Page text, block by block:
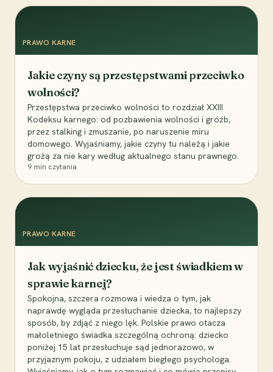
PRAWO KARNE
Jakie czyny są przestępstwami przeciwko
wolności?
Przestępstwa przeciwko wolności to rozdział XXIII
Kodeksu karnego: od pozbawienia wolności i gróźb,
przez stalking i zmuszanie, po naruszenie miru
domowego. Wyjaśniamy, jakie czyny tu należą i jakie
grożą za nie kary według aktualnego stanu prawnego.
9 min czytania
PRAWO KARNE
Jak wyjaśnić dziecku, że jest świadkiem w
sprawie karnej?
Spokojna, szczera rozmowa i wiedza o tym, jak
naprawdę wygląda przesłuchanie dziecka, to najlepszy
sposób, by zdjąć z niego lęk. Polskie prawo otacza
małoletniego świadka szczególną ochroną: dziecko
poniżej 15 lat przesłuchuje sąd jednorazowo, w
przyjaznym pokoju, z udziałem biegłego psychologa.